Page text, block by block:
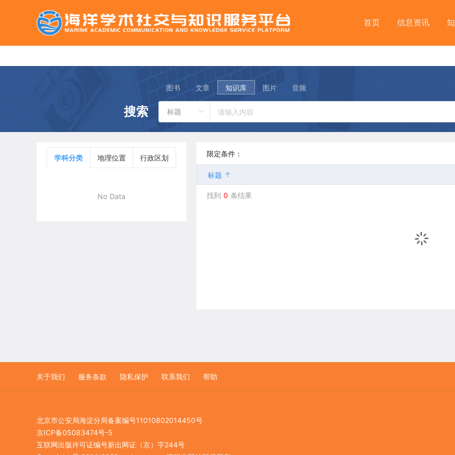
信息资讯
首页
图书 文章 知识库 图片 音频
搜索
学科分类 地理位置 行政区划
No Data
限定条件：
标题
找到 0 条结果
关于我们 服务条款 隐私保护 联系我们 帮助
北京市公安局海淀分局备案编号11010802014450号
京ICP备05083474号-5
互联网出版许可证编号新出网证（京）字244号